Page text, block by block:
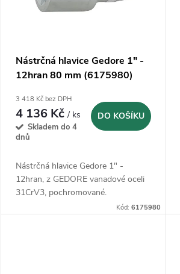
k
Nástrčná hlavice Gedore 1" -
12hran 80 mm (6175980)
3 418 Kč bez DPH
4 136 Kč/ ks
Skladem do 4
dnů
DO KOŠÍKU
Nástrčná hlavice Gedore 1" -
12hran, z GEDORE vanadové oceli
31CrV3, pochromované.
Kód:6175980